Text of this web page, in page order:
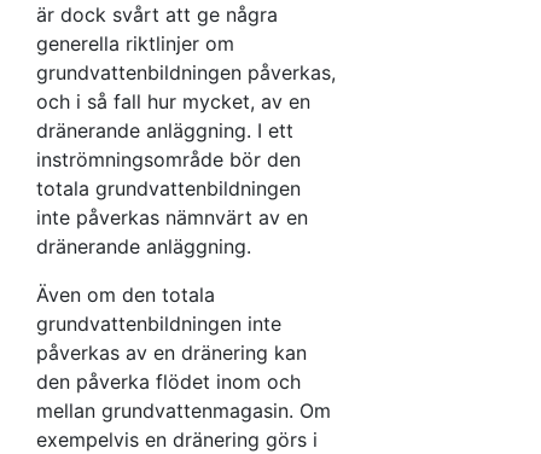
är dock svårt att ge några
generella riktlinjer om
grundvattenbildningen påverkas,
och i så fall hur mycket, av en
dränerande anläggning. I ett
inströmningsområde bör den
totala grundvattenbildningen
inte påverkas nämnvärt av en
dränerande anläggning.
Även om den totala
grundvattenbildningen inte
påverkas av en dränering kan
den påverka flödet inom och
mellan grundvattenmagasin. Om
exempelvis en dränering görs i